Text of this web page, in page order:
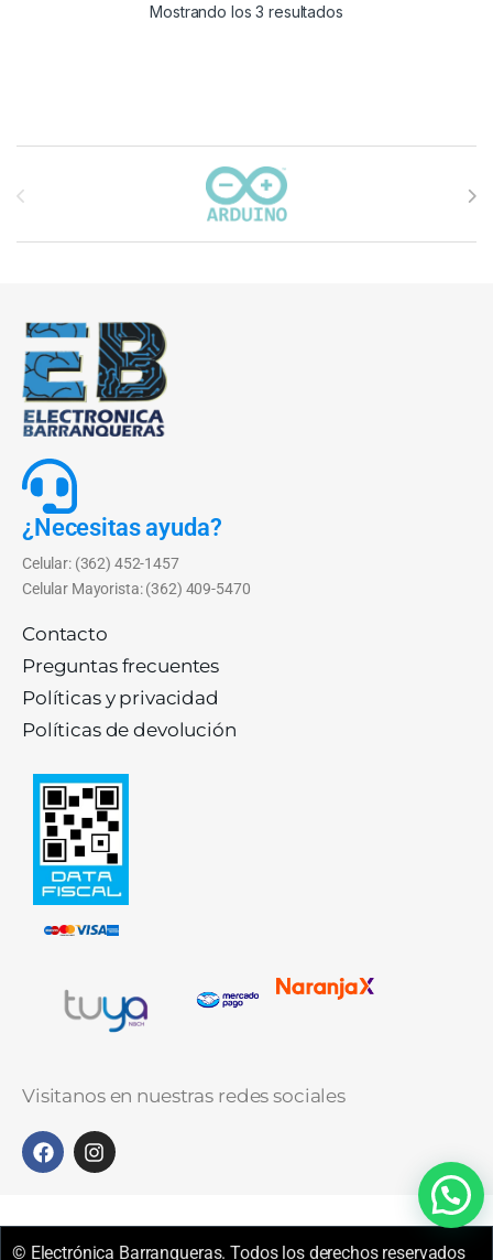
Mostrando los 3 resultados
Carrusel de marcas
¿Necesitas ayuda?
Celular: (362) 452-1457
Celular Mayorista: (362) 409-5470
Contacto
Preguntas frecuentes
Políticas y privacidad
Políticas de devolución
Visitanos en nuestras redes sociales
© Electrónica Barranqueras. Todos los derechos reservados